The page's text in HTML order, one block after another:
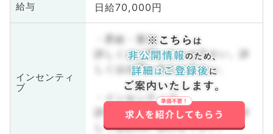
給与 日給70,000円
インセンティ
ブ
・昇給・賞与
詳しくはお問い合わせ下さい。詳
しくはお問い合わせ下さい。
・インセンティブ
詳しくはお問い合わせ下さい。詳
しくはお問い合わせ下さい。